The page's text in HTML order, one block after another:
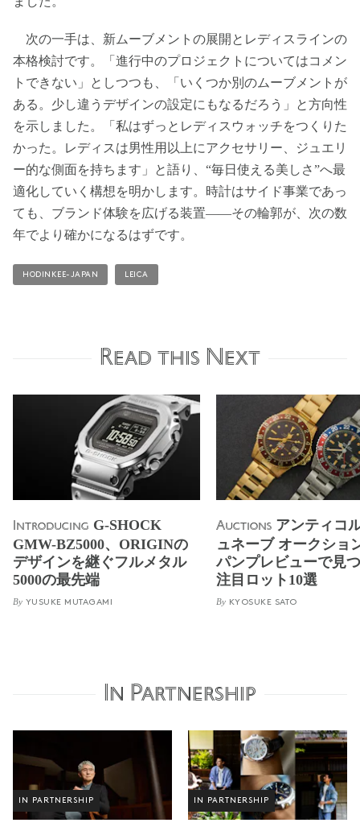
次の一手は、新ムーブメントの展開とレディスラインの
本格検討です。「進行中のプロジェクトについてはコメン
トできない」としつつも、「いくつか別のムーブメントが
ある。少し違うデザインの設定にもなるだろう」と方向性
を示しました。「私はずっとレディスウォッチをつくりた
かった。レディスは男性用以上にアクセサリー、ジュエリ
ー的な側面を持ちます」と語り、“毎日使える美しさ”へ最
適化していく構想を明かします。時計はサイド事業であっ
ても、ブランド体験を広げる装置――その輪郭が、次の数
年でより確かになるはずです。
HODINKEE-JAPAN LEICA
Read this Next
Introducing G-SHOCK
GMW-BZ5000、ORIGINの
デザインを継ぐフルメタル
5000の最先端
By YUSUKE MUTAGAMI
Auctions アンティコ
ュネーブ オークショ
パンプレビューで見
注目ロット10選
By KYOSUKE SATO
In Partnership
IN PARTNERSHIP IN PARTNERSHIP